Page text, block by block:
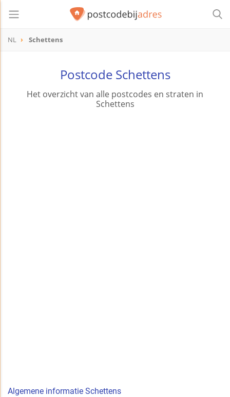
NL Schettens
Postcode Schettens
Het overzicht van alle postcodes en straten in
Schettens
Algemene informatie Schettens